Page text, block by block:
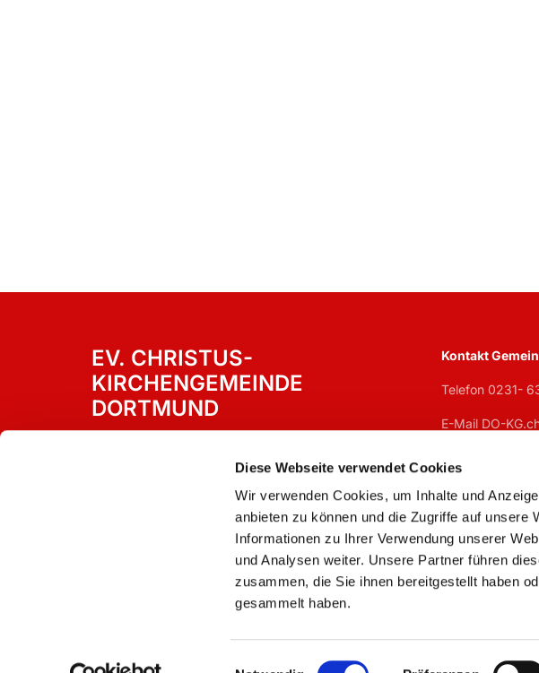
Diese Webseite verwendet Cookies
Wir verwenden Cookies, um Inhalte und
anbieten zu können und die Zugriffe auf unsere
Informationen zu Ihrer Verwendung unserer
und Analysen weiter. Unsere Partner führen
zusammen, die Sie ihnen bereitgestellt haben
gesammelt haben.
Einwilligungsauswahl
EV. CHRISTUS-
KIRCHENGEMEINDE
DORTMUND
Kontakt
Telefon 0231-
E-Mail DO-
Mogeschlosen,
Do